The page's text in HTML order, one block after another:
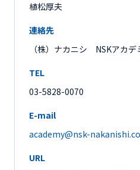
植松厚夫
連絡先
（株）ナカニシ NSKアカデ
TEL
03-5828-0070
E-mail
academy@nsk-
URL